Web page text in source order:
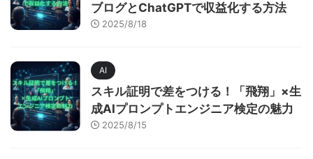
ブログとChatGPTで収益化する方法
2025/8/18
AI
スキル証明で差をつける！「飛翔」×生
成AIプロンプトエンジニア検定の魅力
2025/8/15